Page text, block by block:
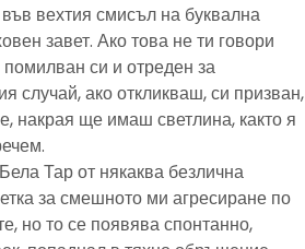
вехтия смисъл на буквална
завет. Ако това не ти говори
си и отреден за
случай, ако откликваш, си призван,
накрая ще имаш светлина, както я
Тар от някаква безлична
за смешното ми агресиране по
но то се появява спонтанно,